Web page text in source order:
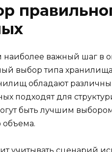
важный шаг в
выбор типа
обладают
подходят для
быть лучшим
объема.